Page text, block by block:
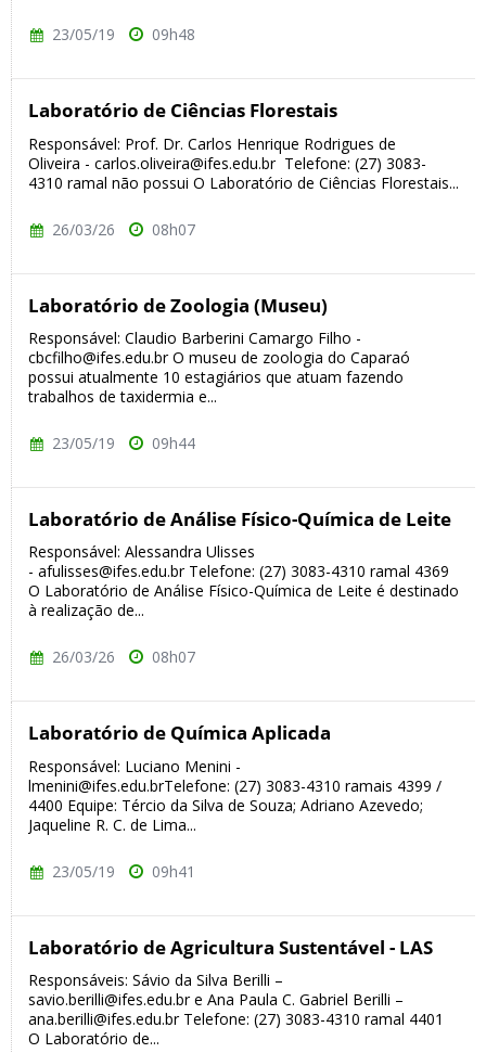
23/05/19 09h48
Laboratório de Ciências Florestais
Responsável: Prof. Dr. Carlos Henrique Rodrigues de
Oliveira - carlos.oliveira@ifes.edu.br Telefone: (27) 3083-
4310 ramal não possui O Laboratório de Ciências Florestais...
26/03/26 08h07
Laboratório de Zoologia (Museu)
Responsável: Claudio Barberini Camargo Filho -
cbcfilho@ifes.edu.br O museu de zoologia do Caparaó
possui atualmente 10 estagiários que atuam fazendo
trabalhos de taxidermia e...
23/05/19 09h44
Laboratório de Análise Físico-Química de Leite
Responsável: Alessandra Ulisses
- afulisses@ifes.edu.br Telefone: (27) 3083-4310 ramal 4369
O Laboratório de Análise Físico-Química de Leite é destinado
à realização de...
26/03/26 08h07
Laboratório de Química Aplicada
Responsável: Luciano Menini -
lmenini@ifes.edu.brTelefone: (27) 3083-4310 ramais 4399 /
4400 Equipe: Tércio da Silva de Souza; Adriano Azevedo;
Jaqueline R. C. de Lima...
23/05/19 09h41
Laboratório de Agricultura Sustentável - LAS
Responsáveis: Sávio da Silva Berilli –
savio.berilli@ifes.edu.br e Ana Paula C. Gabriel Berilli –
ana.berilli@ifes.edu.br Telefone: (27) 3083-4310 ramal 4401
O Laboratório de...